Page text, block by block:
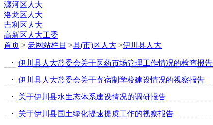
瀍河区人大
洛龙区人大
吉利区人大
高新区人大工委
首页 > 老网站栏目 >县(市)区人大 >伊川县人大
· 伊川县人大常委会关于医药市场管理工作情况的检查报告
· 伊川县人大常委会关于寄宿制学校建设情况的视察报告
· 关于伊川县水生态体系建设情况的调研报告
· 关于伊川县国土绿化提速提质工作的视察报告